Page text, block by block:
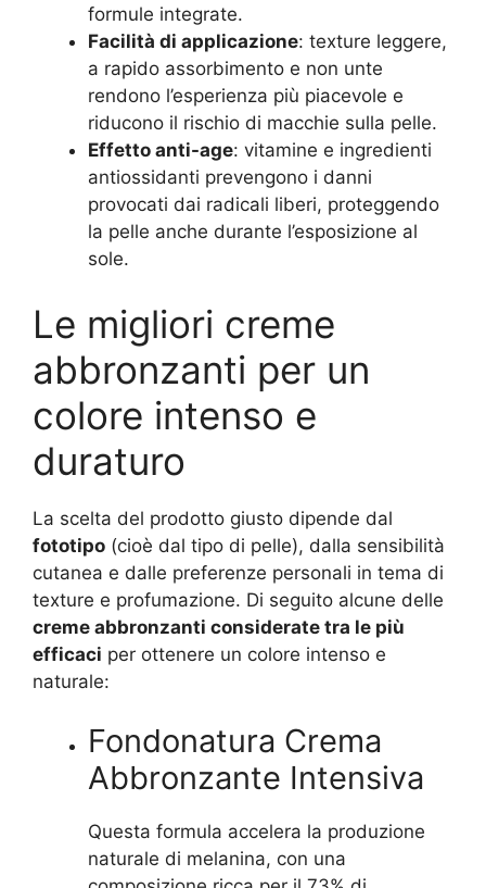
formule integrate.
Facilità di applicazione: texture leggere,
a rapido assorbimento e non unte
rendono l’esperienza più piacevole e
riducono il rischio di macchie sulla pelle.
Effetto anti-age: vitamine e ingredienti
antiossidanti prevengono i danni
provocati dai radicali liberi, proteggendo
la pelle anche durante l’esposizione al
sole.
Le migliori creme
abbronzanti per un
colore intenso e
duraturo
La scelta del prodotto giusto dipende dal
fototipo (cioè dal tipo di pelle), dalla sensibilità
cutanea e dalle preferenze personali in tema di
texture e profumazione. Di seguito alcune delle
creme abbronzanti considerate tra le più
efficaci per ottenere un colore intenso e
naturale:
Fondonatura Crema
Abbronzante Intensiva
Questa formula accelera la produzione
naturale di melanina, con una